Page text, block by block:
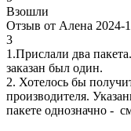
Взошли
Отзыв от Алена 2024-
3
1.Прислали два
заказан был один.
2. Хотелось бы
производителя.
пакете однозначно -